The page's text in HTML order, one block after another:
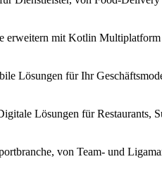
erweitern mit Kotlin Multiplatform
Lösungen für Ihr
Lösungen für Restaurants,
von Team- und